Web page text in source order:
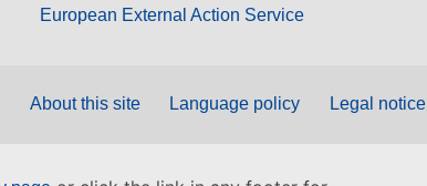
European External Action Service
About this site Language policy Legal notice